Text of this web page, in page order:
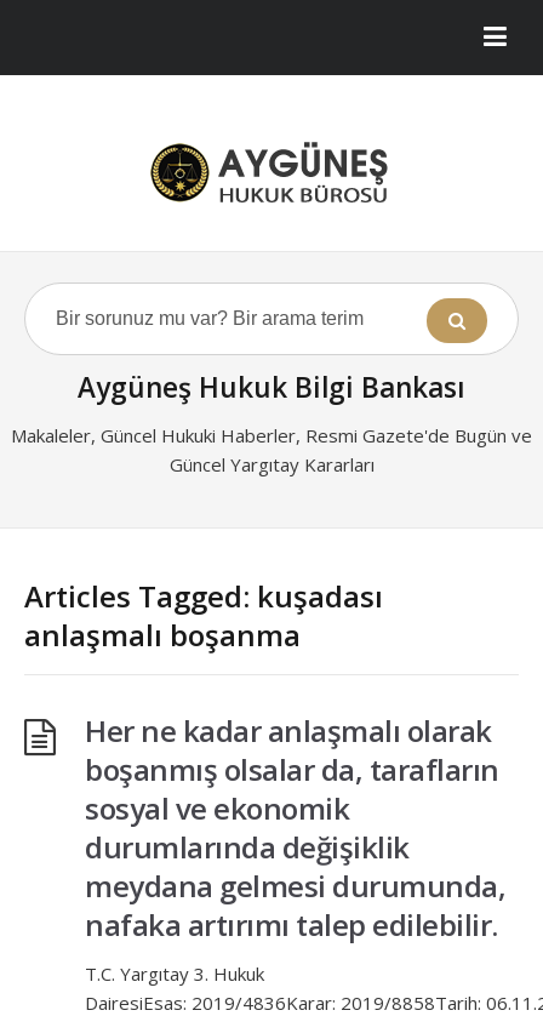
Aygüneş Hukuk Bilgi Bankası
Makaleler, Güncel Hukuki Haberler, Resmi Gazete'de Bugün ve
Güncel Yargıtay Kararları
Articles Tagged: kuşadası
anlaşmalı boşanma
Her ne kadar anlaşmalı olarak
boşanmış olsalar da, tarafların
sosyal ve ekonomik
durumlarında değişiklik
meydana gelmesi durumunda,
nafaka artırımı talep edilebilir.
T.C. Yargıtay 3. Hukuk
DairesiEsas: 2019/4836Karar: 2019/8858Tarih: